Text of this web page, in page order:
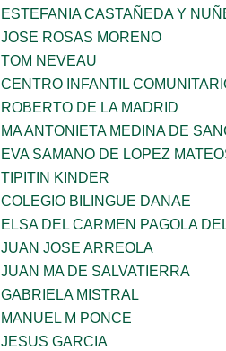
ESTEFANIA CASTAÑEDA Y
JOSE ROSAS MORENO
TOM NEVEAU
CENTRO INFANTIL
ROBERTO DE LA MADRID
MA ANTONIETA MEDINA DE
EVA SAMANO DE LOPEZ
TIPITIN KINDER
COLEGIO BILINGUE DANAE
ELSA DEL CARMEN PAGOLA
JUAN JOSE ARREOLA
JUAN MA DE SALVATIERRA
GABRIELA MISTRAL
MANUEL M PONCE
JESUS GARCIA